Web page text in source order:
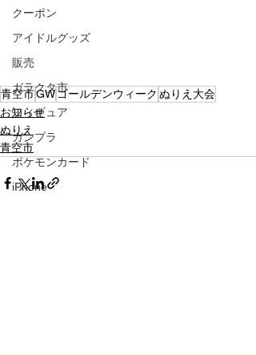
クーポン
アイドルグッズ
販売
ガラクタ市
フィギュア
ガンプラ
ポケモンカード
iPhone
青空市GW ゴールデンウィーク ぬりえ大会
お知らせ
ぬりえ
青空市